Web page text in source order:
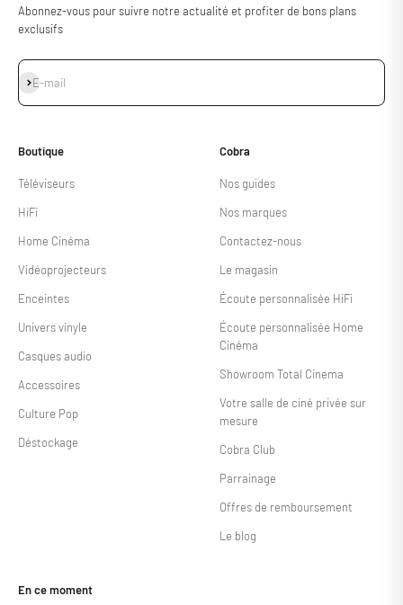
Abonnez-vous pour suivre notre actualité et profiter de bons plans
exclusifs
E-mail
S'inscrire
Boutique
Téléviseurs
HiFi
Home Cinéma
Vidéoprojecteurs
Enceintes
Univers vinyle
Casques audio
Accessoires
Culture Pop
Déstockage
Cobra
Nos guides
Nos marques
Contactez-nous
Le magasin
Écoute personnalisée HiFi
Écoute personnalisée Home
Cinéma
Showroom Total Cinema
Votre salle de ciné privée sur
mesure
Cobra Club
Parrainage
Offres de remboursement
Le blog
En ce moment